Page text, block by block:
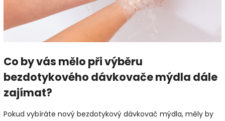
Co by vás mělo při výběru
bezdotykového dávkovače mýdla dále
zajímat?
Pokud vybíráte nový bezdotykový dávkovač mýdla, měly by